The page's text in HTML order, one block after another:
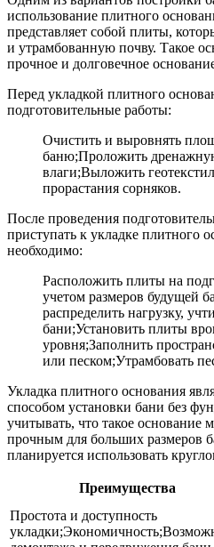
использование плитного
представляет собой плиты,
и утрамбованную почву. Такое
прочное и долговечное
Перед укладкой плитного
подготовительные работы:
Очистить и выровнять
баню;Проложить
влаги;Выложить
прорастания сорняков.
После проведения
приступать к укладке плитного
необходимо:
Расположить плиты на
учетом размеров будущей
распределить нагрузку,
бани;Установить плиты
уровня;Заполнить
или песком;Утрамбовать
Укладка плитного основания
способом установки бани без
учитывать, что такое основание
прочным для больших размеров
планируется использовать
Преимущества
Простота и доступность